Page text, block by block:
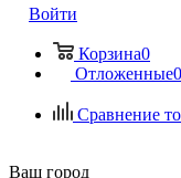
Войти
Корзина0
Отложенные0
Сравнение
Ваш город